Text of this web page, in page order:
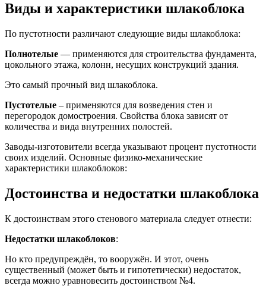
Виды и характеристики шлакоблока
По пустотности различают следующие виды шлакоблока:
Полнотелые — применяются для строительства фундамента,
цокольного этажа, колонн, несущих конструкций здания.
Это самый прочный вид шлакоблока.
Пустотелые – применяются для возведения стен и
перегородок домостроения. Свойства блока зависят от
количества и вида внутренних полостей.
Заводы-изготовители всегда указывают процент пустотности
своих изделий. Основные физико-механические
характеристики шлакоблоков:
Достоинства и недостатки шлакоблока
К достоинствам этого стенового материала следует отнести:
Недостатки шлакоблоков:
Но кто предупреждён, то вооружён. И этот, очень
существенный (может быть и гипотетически) недостаток,
всегда можно уравновесить достоинством №4.